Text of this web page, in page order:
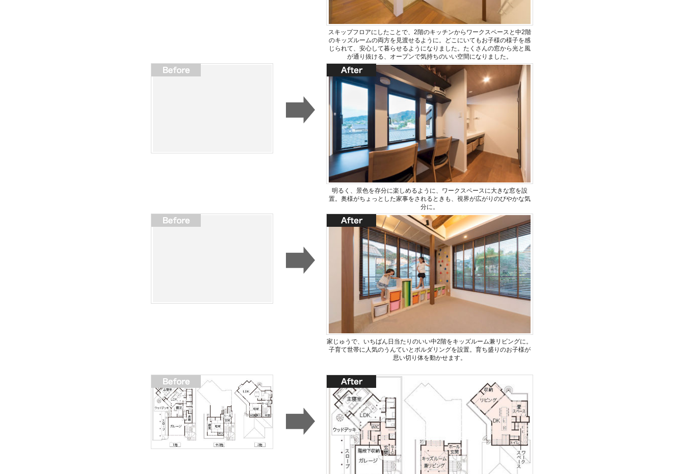
スキップフロアにしたことで、2階のキッチンからワークスペースと中2階
のキッズルームの両方を見渡せるように。どこにいてもお子様の様子を感
じられて、安心して暮らせるようになりました。たくさんの窓から光と風
が通り抜ける、オープンで気持ちのいい空間になりました。
明るく、景色を存分に楽しめるように、ワークスペースに大きな窓を設
置。奥様がちょっとした家事をされるときも、視界が広がりのびやかな気
分に。
家じゅうで、いちばん日当たりのいい中2階をキッズルーム兼リビングに。
子育て世帯に人気のうんていとボルダリングを設置。育ち盛りのお子様が
思い切り体を動かせます。